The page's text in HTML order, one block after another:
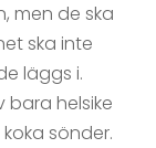
men de ska
ska inte
läggs i.
bara helsike
sönder.